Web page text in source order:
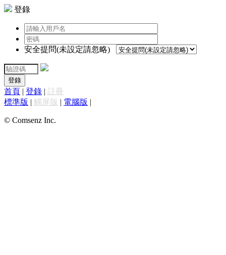
登錄
安全提問(未設定請忽略)
登錄
首頁 | 登錄 | 註冊
標準版 | 觸屏版 | 電腦版 |
© Comsenz Inc.